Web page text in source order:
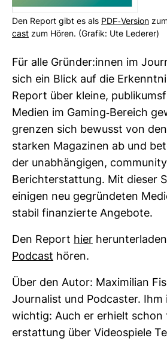
Den Report gibt es als PDF-​Ver­sion
cast zum Hören. (Grafik: Ute Lederer)
Für alle Gründer:innen im
sich ein Blick auf die
Report über kleine,
Medien im Gaming-​Bereich
grenzen sich bewusst von
starken Maga­zinen ab und
der unab­hän­gigen,
Bericht­erstat­tung. Mit dieser
einigen neu gegrün­deten
stabil finan­zierte Ange­bote.
Den Report hier
Pod­cast hören.
Über den Autor: Maxi­mi­lian
Jour­na­list und Pod­caster. Ihm
wichtig: Auch er erhielt
erstat­tung über Video­spiele